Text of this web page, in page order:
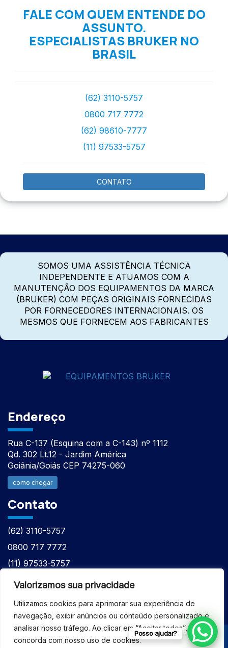
Valorizamos sua privacidade
Utilizamos cookies para aprimorar sua experiência de
navegação, exibir anúncios ou conteúdo personalizado e
analisar nosso tráfego. Ao clicar em “Aceitar todos”, você
concorda com nosso uso de cookies.
FALE COM QUEM ENTENDE DO
ASSUNTO.
ESPECIALISTAS BRUKER NO
BRASIL
(62) 3110-5757
0800 717 7772
(62) 98610-7777
(11) 97533-5757
CONTATO
SOMOS UMA ASSISTÊNCIA TÉCNICA
INDEPENDENTE E ATUAMOS COM A
MANUTENÇÃO DOS EQUIPAMENTOS DA MARCA
(BRUKER) COM PEÇAS ORIGINAIS FORNECIDAS
POR FORNECEDORES INTERNACIONAIS. OS
MESMOS QUE FORNECEM AOS FABRICANTES
Endereço
Rua C-137 (Esquina com a C-143) nº 1112
Qd. 302 Lt.12 - Jardim América
Goiânia/Goiás CEP 74275-060
como chegar
Contato
(62) 3110-5757
0800 717 7772
(11) 97533-5757
(62) 98610-7777
Posso ajudar?